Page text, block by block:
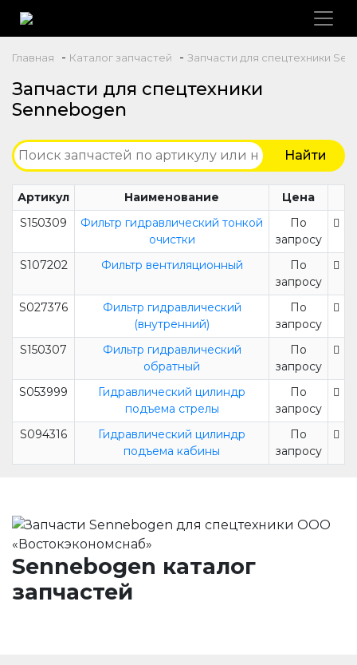
Главная - Каталог запчастей - Запчасти для спецтехники
Запчасти для спецтехники
Sennebogen
Артикул Наименование
Цена
S150309
Фильтр гидравлический тонкой
очистки
По
запросу
S107202
Фильтр вентиляционный
По
запросу
S027376
Фильтр гидравлический
(внутренний)
По
запросу
S150307
Фильтр гидравлический
обратный
По
запросу
S053999
Гидравлический цилиндр
подъема стрелы
По
запросу
S094316
Гидравлический цилиндр
подъема кабины
По
запросу
Sennebogen каталог
запчастей